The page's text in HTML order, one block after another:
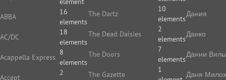
ABBA
16
elements
AC/DC
18
elements
Acappella Express
8
elements
Accept
2
The Dartz
10
elements
The Dead Daisies
2
elements
The Doors
7
elements
The Gazette
1
Дания
Данко
Данни
Даня